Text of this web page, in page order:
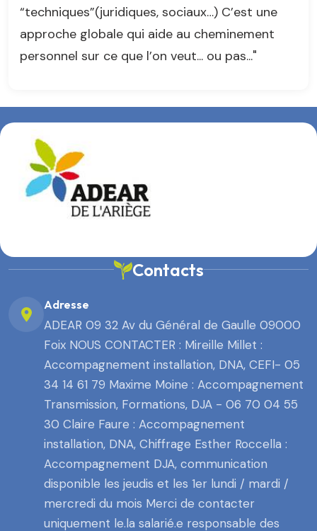
“techniques”(juridiques, sociaux…) C’est une
approche globale qui aide au cheminement
personnel sur ce que l’on veut... ou pas..."
Contacts
Adresse
ADEAR 09 32 Av du Général de Gaulle 09000
Foix NOUS CONTACTER : Mireille Millet :
Accompagnement installation, DNA, CEFI- 05
34 14 61 79 Maxime Moine : Accompagnement
Transmission, Formations, DJA - 06 70 04 55
30 Claire Faure : Accompagnement
installation, DNA, Chiffrage Esther Roccella :
Accompagnement DJA, communication
disponible les jeudis et les 1er lundi / mardi /
mercredi du mois Merci de contacter
uniquement le.la salarié.e responsable des